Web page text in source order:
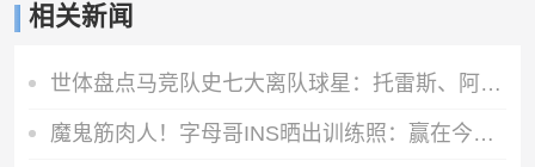
相关新闻
世体盘点马竞队史七大离队球星：托雷斯、阿圭罗、弗兰、格子在列
魔鬼筋肉人！字母哥INS晒出训练照：赢在今天💯💪🏾